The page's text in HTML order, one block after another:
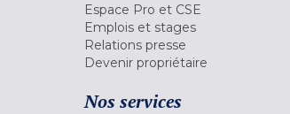
Espace Pro et CSE
Emplois et stages
Relations presse
Devenir propriétaire
Nos services